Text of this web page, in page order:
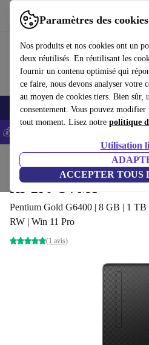
Paramètres des cookies
Nos produits et nos cookies ont un
deux réutilisés. En réutilisant les
fournir un contenu optimisé qui
ce faire, nous devons analyser votre
au moyen de cookies tiers. Bien sûr,
consentement. Vous pouvez modifier
tout moment. Lisez notre politique
Utilisation
ACCEPTER TOUS
Utilisez refurbed rapidement et facilement
Smartphones Laptops Tablettes
💰-5% EXTRA sur les iPhones –
Ordinateurs de bureau
HP 290 G4 MT
Pentium Gold G6400 | 8 GB | 1
RW | Win 11 Pro
(1 avis)